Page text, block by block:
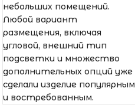
небольших помещений.
Любой вариант
размещения, включая
угловой, внешний тип
подсветки и множество
дополнительных опций уже
сделали изделие популярным
и востребованным.